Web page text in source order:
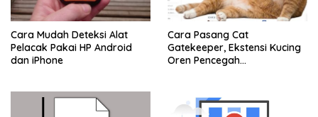
Cara Mudah Deteksi Alat
Pelacak Pakai HP Android
dan iPhone
Cara Pasang Cat
Gatekeeper, Ekstensi Kucing
Oren Pencegah